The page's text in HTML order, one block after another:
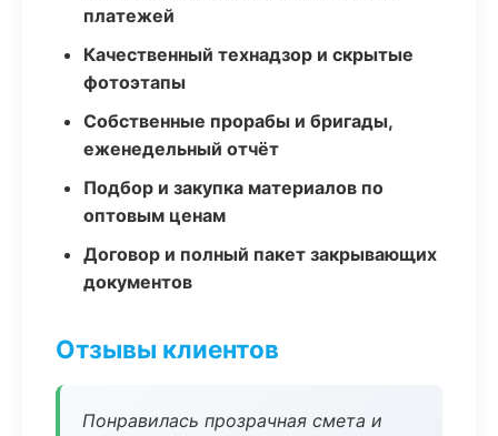
платежей
Качественный технадзор и скрытые
фотоэтапы
Собственные прорабы и бригады,
еженедельный отчёт
Подбор и закупка материалов по
оптовым ценам
Договор и полный пакет закрывающих
документов
Отзывы клиентов
Понравилась прозрачная смета и